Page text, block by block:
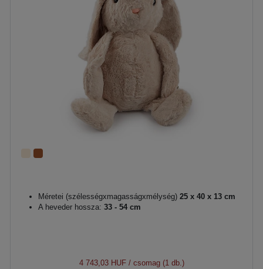
Méretei (szélességxmagasságxmélység) 25 x 40 x 13 cm
A heveder hossza: 33 - 54 cm
4 743,03 HUF/ csomag (1 db.)